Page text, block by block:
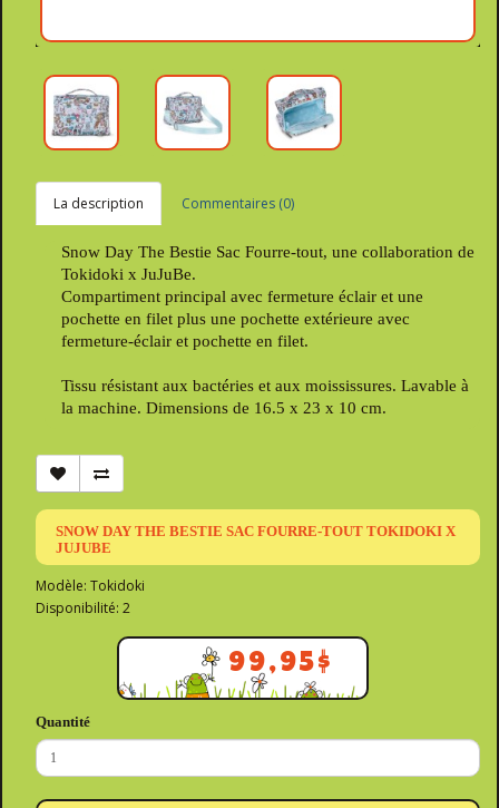
La description Commentaires (0)
Snow Day The Bestie Sac Fourre-tout, une collaboration de
Tokidoki x JuJuBe.
Compartiment principal avec fermeture éclair et une
pochette en filet plus une pochette extérieure avec
fermeture-éclair et pochette en filet.
Tissu résistant aux bactéries et aux moississures. Lavable à
la machine. Dimensions de 16.5 x 23 x 10 cm.
SNOW DAY THE BESTIE SAC FOURRE-TOUT TOKIDOKI X
JUJUBE
Modèle: Tokidoki
Disponibilité: 2
99,95$
Quantité